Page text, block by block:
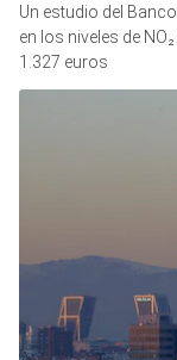
Un estudio del
en los niveles de
1.327 euros